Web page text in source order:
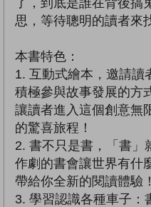
思，等待聰明的讀者來
本書特色：
1. 互動式繪本，邀請讀
積極參與故事發展的方
讓讀者進入這個創意無
的驚喜旅程！
2. 書不只是書，「書」
作劇的書會讓世界有什
帶給你全新的閱讀體驗！
3. 學習認識各種車子：